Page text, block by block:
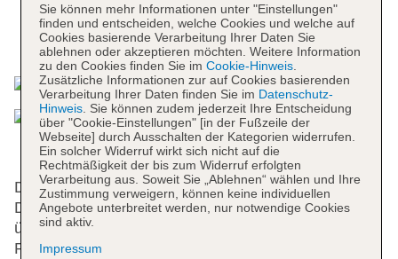
Das bietet Ihre Unterkunft
Die 2 Apartments, die 36 Einzel- und die 72
Doppelzimmer verteilen sich auf 6 Etagen und sind
über einen Aufzug erreichbar. Englischsprachiges
Personal an der Rezeption im Empfangsbereich
Sie können mehr Informationen unter "Einstellungen"
finden und entscheiden, welche Cookies und welche auf
Cookies basierende Verarbeitung Ihrer Daten Sie
ablehnen oder akzeptieren möchten. Weitere Information
zu den Cookies finden Sie im Cookie-Hinweis.
Zusätzliche Informationen zur auf Cookies basierenden
Verarbeitung Ihrer Daten finden Sie im Datenschutz-
Hinweis. Sie können zudem jederzeit Ihre Entscheidung
über "Cookie-Einstellungen" [in der Fußzeile der
Webseite] durch Ausschalten der Kategorien widerrufen.
Ein solcher Widerruf wirkt sich nicht auf die
Rechtmäßigkeit der bis zum Widerruf erfolgten
Verarbeitung aus. Soweit Sie „Ablehnen“ wählen und Ihre
Zustimmung verweigern, können keine individuellen
Angebote unterbreitet werden, nur notwendige Cookies
sind aktiv.
Impressum